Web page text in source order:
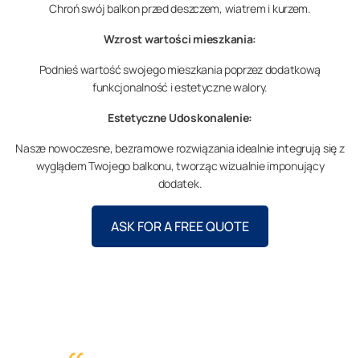
Chroń swój balkon przed deszczem, wiatrem i kurzem.
Wzrost wartości mieszkania:
Podnieś wartość swojego mieszkania poprzez dodatkową
funkcjonalność i estetyczne walory.
Estetyczne Udoskonalenie:
Nasze nowoczesne, bezramowe rozwiązania idealnie integrują się z
wyglądem Twojego balkonu, tworząc wizualnie imponujący
dodatek.
ASK FOR A FREE QUOTE